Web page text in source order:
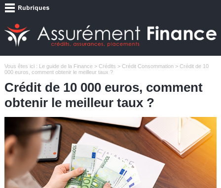
Vous êtes ici : Le guide de la Finance> Crédits > Crédit Consommation> Crédit de 10
000 euros, comment obtenir le meilleur taux ?
Crédit de 10 000 euros, comment
obtenir le meilleur taux ?